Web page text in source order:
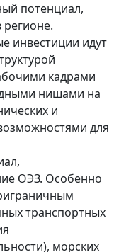
потенциал,
инвестиции идут
кадрами
нишами на
и
для
ОЭЗ. Особенно
транспортных
морских